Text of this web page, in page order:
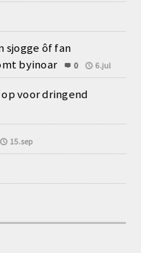
sjogge ôf fan
byinoar
0 6.jul
voor dringend
15.sep